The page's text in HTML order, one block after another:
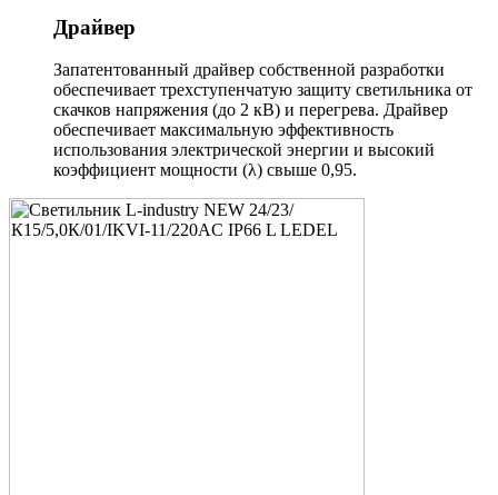
Драйвер
Запатентованный драйвер собственной разработки
обеспечивает трехступенчатую защиту светильника от
скачков напряжения (до 2 кВ) и перегрева. Драйвер
обеспечивает максимальную эффективность
использования электрической энергии и высокий
коэффициент мощности (λ) свыше 0,95.